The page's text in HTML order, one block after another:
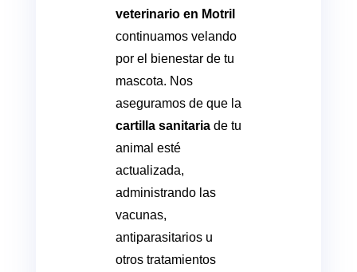
veterinario en Motril
continuamos velando
por el bienestar de tu
mascota. Nos
aseguramos de que la
cartilla sanitariade tu
animal esté
actualizada,
administrando las
vacunas,
antiparasitarios u
otros tratamientos